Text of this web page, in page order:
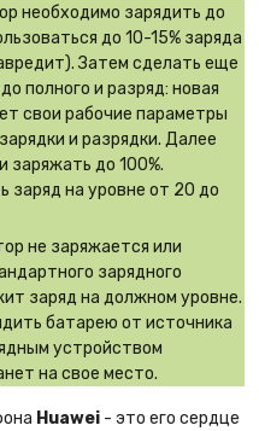
необходимо зарядить до
до 10-15% заряда
Затем сделать еще
полного и разряд: новая
свои рабочие параметры
и разрядки. Далее
заряжать до 100%.
на уровне от 20 до
не заряжается или
зарядного
заряд на должном уровне.
батарею от источника
устройством
на свое место.
Huawei - это его сердце